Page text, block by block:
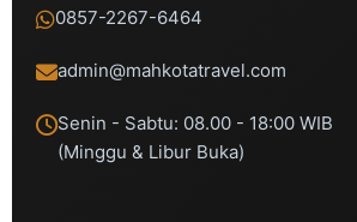
0857-2267-6464
admin@mahkotatravel.com
Senin - Sabtu: 08.00 - 18:00 WIB
(Minggu & Libur Buka)